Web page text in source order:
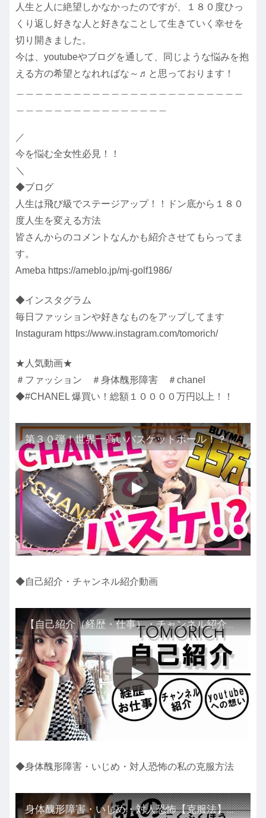
人生と人に絶望しかなかったのですが、１８０度ひっ
くり返し好きな人と好きなことして生きていく幸せを
切り開きました。
今は、youtubeやブログを通して、同じような悩みを抱
える方の希望となれればな～♬と思っております！
／
今を悩む全女性必見！！
＼
◆ブログ
人生は飛び級でステージアップ！！ドン底から１８０
度人生を変える方法
皆さんからのコメントなんかも紹介させてもらってま
す。
Ameba https://ameblo.jp/mj-golf1986/
◆インスタグラム
毎日ファッションや好きなものをアップしてます
Instaguram https://www.instagram.com/tomorich/
★人気動画★
＃ファッション ＃身体醜形障害 ＃chanel
◆#CHANEL 爆買い！総額１００００万円以上！！
第３０弾！世界一高いバスケットボール！？シャネル開封動画！購入品紹介！ chanel 2019
◆自己紹介・チャンネル紹介動画
【自己紹介（経歴・仕事）・チャンネル紹介・視聴者さんへの気持ち】
◆身体醜形障害・いじめ・対人恐怖の私の克服方法
身体醜形障害・いじめ・対人恐怖【克服法】圧倒的な結果！？人生が激変する法則で手取り早く克服！宇宙の法則